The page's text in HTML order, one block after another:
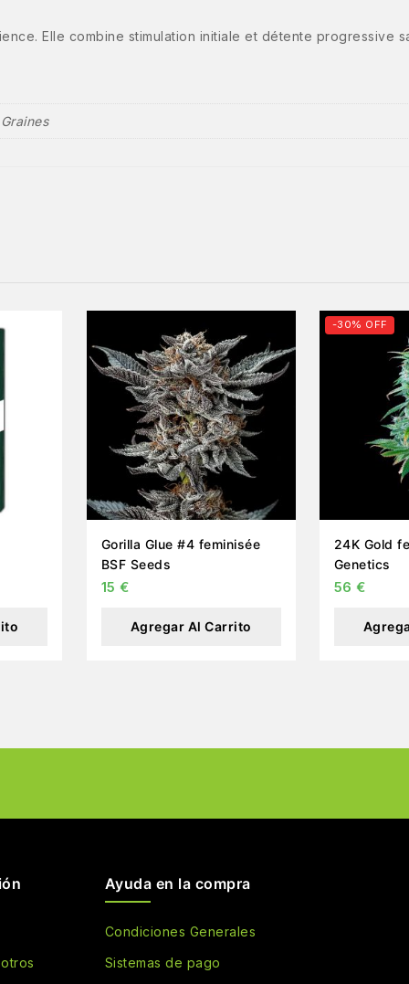
Elle combine stimulation initiale et détente progressive
Gorilla Glue #4 feminisée
BSF Seeds
15 €
Agregar Al Carrito
-30% OFF
24K Gold
Genetics
56 €
Ayuda en la compra
Condiciones Generales
Sistemas de pago